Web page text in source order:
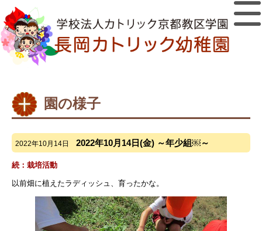
園の様子
2022年10月14日 2022年10月14日(金) ～年少組￼～
続：栽培活動
以前畑に植えたラディッシュ、育ったかな。